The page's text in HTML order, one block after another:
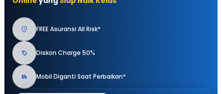
FREE Asuransi All Risk*
Diskon Charge 50%
Mobil Diganti Saat Perbaikan*